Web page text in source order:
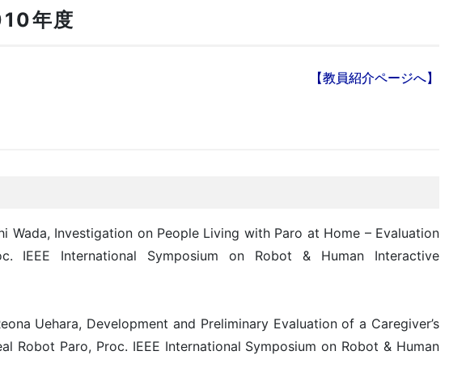
年度
【教員紹介ページへ】
Wada, Investigation on People Living with Paro at Home – Evaluation
International Symposium on Robot & Human Interactive
Uehara, Development and Preliminary Evaluation of a Caregiver’s
Robot Paro, Proc. IEEE International Symposium on Robot & Human